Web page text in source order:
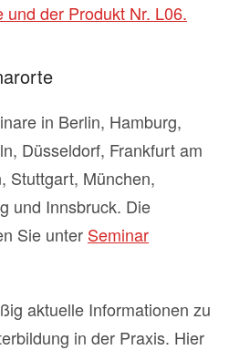
der Produkt Nr. L06.
in Berlin, Hamburg,
Düsseldorf, Frankfurt am
Stuttgart, München,
und Innsbruck. Die
Sie unter Seminar
aktuelle Informationen zu
in der Praxis. Hier